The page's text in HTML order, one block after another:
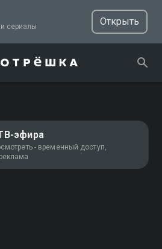
ТВ, фильмы и сериалы
Открыть
эфира
- временный доступ,